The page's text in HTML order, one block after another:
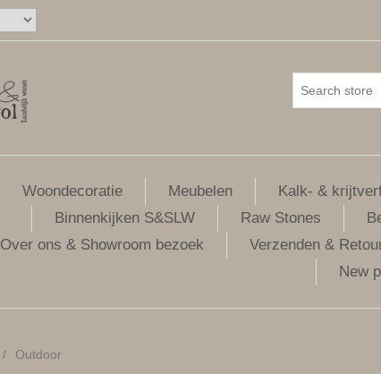
Woondecoratie Meubelen Kalk- &
Binnenkijken S&SLW
Raw Stones
Over ons & Showroom bezoek
Verzenden &
New
/ Outdoor